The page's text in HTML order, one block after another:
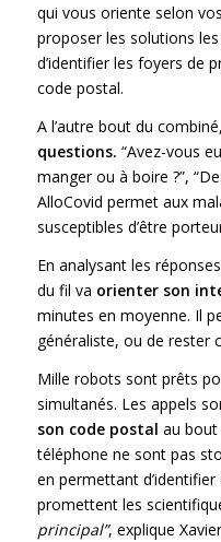
qui vous oriente selon
proposer les solutions
d’identifier les foyers de
code postal.
A l’autre bout du combiné,
questions. “Avez-vous
manger ou à boire ?”,
AlloCovid permet aux
susceptibles d’être
En analysant les
du fil va orienter son
minutes en moyenne. Il
généraliste, ou de rester
Mille robots sont prêts
simultanés. Les appels
son code postal au bout
téléphone ne sont pas
en permettant
promettent les
principal”, explique